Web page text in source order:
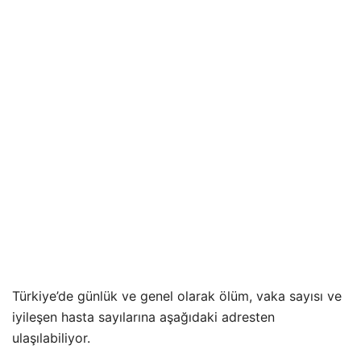
Türkiye’de günlük ve genel olarak ölüm, vaka sayısı ve
iyileşen hasta sayılarına aşağıdaki adresten
ulaşılabiliyor.